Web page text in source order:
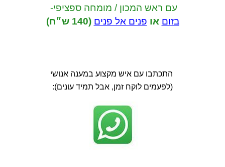
עם ראש המכון / מומחה ספציפי-
בזום או פנים אל פנים (140 ש״ח)
התכתבו עם איש מקצוע במענה אנושי
(לפעמים לוקח זמן, אבל תמיד עונים):